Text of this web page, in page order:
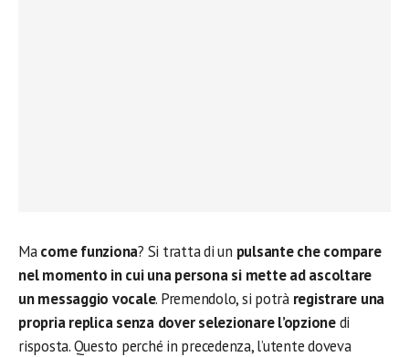
Macome funziona? Si tratta di un pulsante che compare
nel momento in cui una persona si mette ad ascoltare
un messaggio vocale. Premendolo, si potrà registrare una
propria replica senza dover selezionare l’opzionedi
risposta. Questo perché in precedenza, l’utente doveva